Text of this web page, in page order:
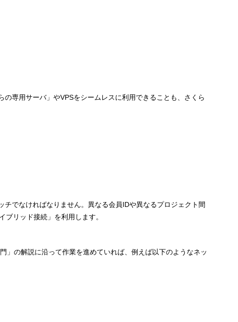
専用サーバ」やVPSをシームレスに利用できることも、さくら
でなければなりません。異なる会員IDや異なるプロジェクト間
リッド接続」を利用します。
」の解説に沿って作業を進めていれば、例えば以下のようなネッ